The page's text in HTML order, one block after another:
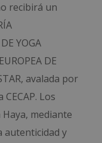
recibirá un
YOGA
DE
avalada por
Los
mediante
autenticidad y